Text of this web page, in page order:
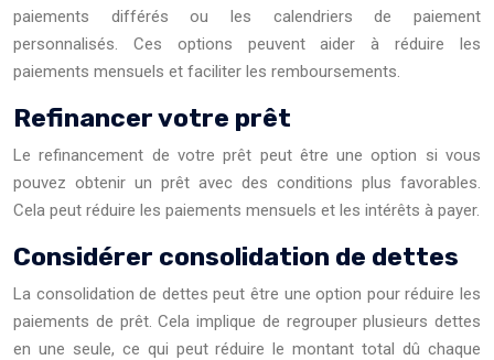
paiements différés ou les calendriers de paiement
personnalisés. Ces options peuvent aider à réduire les
paiements mensuels et faciliter les remboursements.
Refinancer votre prêt
Le refinancement de votre prêt peut être une option si vous
pouvez obtenir un prêt avec des conditions plus favorables.
Cela peut réduire les paiements mensuels et les intérêts à payer.
Considérer consolidation de dettes
La consolidation de dettes peut être une option pour réduire les
paiements de prêt. Cela implique de regrouper plusieurs dettes
en une seule, ce qui peut réduire le montant total dû chaque